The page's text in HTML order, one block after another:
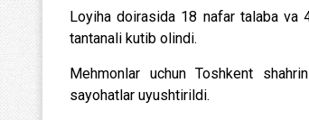
Loyiha doirasida 18 nafar talaba va
tantanali kutib olindi.
Mehmonlar uchun Toshkent
sayohatlar uyushtirildi.